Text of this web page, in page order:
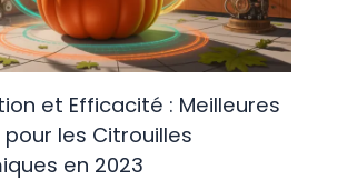
et Efficacité : Meilleures
les Citrouilles
en 2023